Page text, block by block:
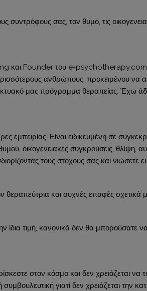
σας, τον θυμό, τις
και Founder του e-
ανθρώπους, προκειμένου να
μας πρόγραμμα θεραπείας. Έχω
Είναι ειδικευμένη σε
οικογενειακές συγκρούσεις, θλίψη,
τους στόχους σας και νιώσετε
και συχνές επαφές σχετικά
τιμή, κανονικά δεν θα μπορούσατε
στον κόσμο και δεν χρειάζεται να
γιατί δεν χρειάζεται την